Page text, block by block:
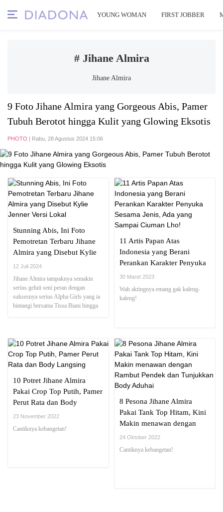
YOUNG WOMAN FIRST JOBBER
# Jihane Almira
Jihane Almira
9 Foto Jihane Almira yang Gorgeous Abis, Pamer
Tubuh Berotot hingga Kulit yang Glowing Eksotis
PHOTO | Rabu, 28 Agustus 2024 15:06
Stunning Abis, Ini Foto
Pemotretan Terbaru Jihane
Almira yang Disebut Kylie
Jenner Versi Lokal
12 Juli 2024
Jihane Almira tampaknya semakin
serius geluti seni peran dengan
suksesnya serius Alpha Girls yang ia
bintangi bersama Tissa Biani hingga
11 Artis Papan Atas
Indonesia yang Berani
Perankan Karakter Penyuka
Sesama Jenis, Ada yang
30 Maret 2023
Wah aktingnya emang gak kaleng-
kaleng!
10 Potret Jihane Almira
Pakai Crop Top Putih, Pamer
Perut Rata dan Body
Langsing
23 November 2022
Cantiknya kebangetan!
8 Pesona Jihane Almira
Pakai Tank Top Hitam, Kini
Makin menawan dengan
Rambut Pendek dan
24 Oktober 2022
Cantiknya kebangetan!